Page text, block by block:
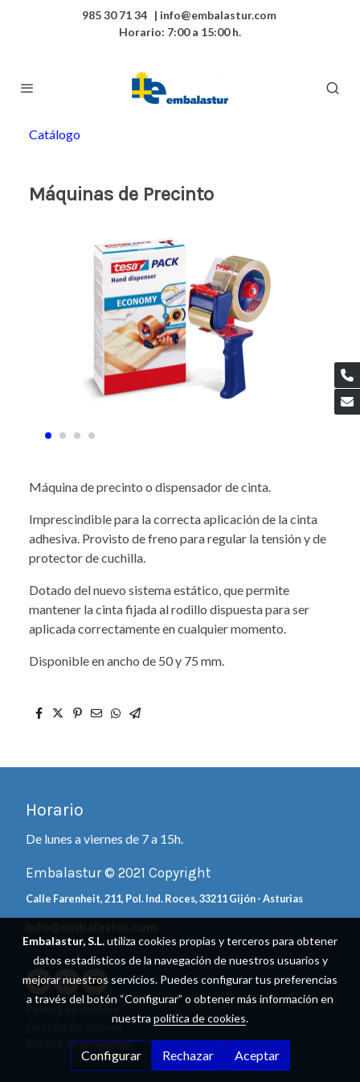
985 30 71 34 | info@embalastur.com
Horario: 7:00 a 15:00 h.
Catálogo
Máquinas de Precinto
Máquina de precinto o dispensador de cinta.
Imprescindible para la correcta aplicación de la cinta
adhesiva. Provisto de freno para regular la tensión y de
protector de cuchilla.
Dotado del nuevo sistema estático, que permite
mantener la cinta fijada al rodillo dispuesta para ser
aplicada correctamente en cualquier momento.
Disponible en ancho de 50 y 75 mm.
Horario
De lunes a viernes de 7 a 15h.
Embalastur © 2021 Copyright
Calle Farenheit, 211, Pol. Ind. Roces, 33211 Gijón - Asturias
Gestión de cookies
Política de privacidad
Embalastur, S.L.utiliza cookies propias y terceros para obtener
datos estadísticos de la navegación de nuestros usuarios y
mejorar nuestros servicios. Puedes configurar tus preferencias
a través del botón “Configurar” o obtener más información en
nuestra política de cookies.
Configurar Rechazar Aceptar